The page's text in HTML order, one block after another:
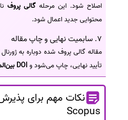
اصلاح شود. این مرحله گالی پروف
محتوایی جدید اعمال شود.
7. سابمیت نهایی و چاپ مقاله
مقاله گالی پروف شده دوباره به
تأیید نهایی، چاپ می‌شود وDOI بین‌المللی
نکات مهم برای
Scopus